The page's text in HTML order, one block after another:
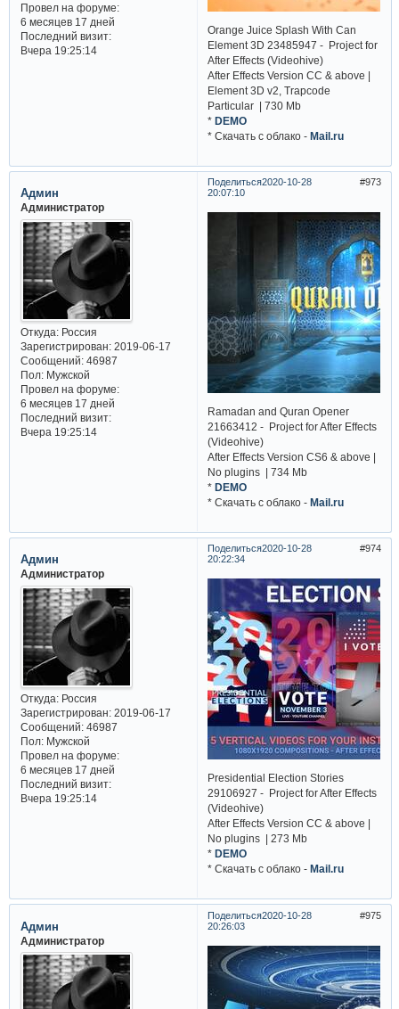
Провел на форуме:
6 месяцев 17 дней
Последний визит:
Вчера 19:25:14
Orange Juice Splash With Can
Element 3D 23485947 - Project for
After Effects (Videohive)
After Effects Version CC & above |
Element 3D v2, Trapcode
Particular | 730 Mb
*DEMO
* Cкачать с облако -Mail.ru
Поделиться 973
2020-10-28
20:07:10
Админ
Администратор
Откуда:Россия
Зарегистрирован: 2019-06-17
Сообщений:46987
Пол:Мужской
Провел на форуме:
6 месяцев 17 дней
Последний визит:
Вчера 19:25:14
Ramadan and Quran Opener
21663412 - Project for After Effects
(Videohive)
After Effects Version CS6 & above |
No plugins | 734 Mb
*DEMO
* Cкачать с облако -Mail.ru
Поделиться 974
2020-10-28
20:22:34
Админ
Администратор
Откуда:Россия
Зарегистрирован: 2019-06-17
Сообщений:46987
Пол:Мужской
Провел на форуме:
6 месяцев 17 дней
Последний визит:
Вчера 19:25:14
Presidential Election Stories
29106927 - Project for After Effects
(Videohive)
After Effects Version CC & above |
No plugins | 273 Mb
* DEMO
* Cкачать с облако - Mail.ru
Поделиться 975
2020-10-28
20:26:03
Админ
Администратор